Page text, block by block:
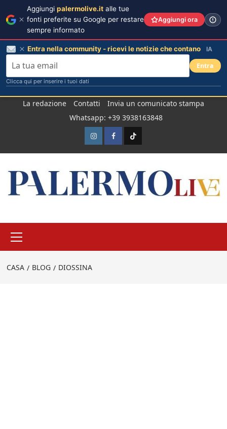
La redazione Contatti
Invia un comunicato stampa
Whatsapp: +39 3938163848
InstagramFacebook
TikTok
principale
CASA BLOG DIOSSINA
Aggiungi palermolive.it alle tue
fonti preferite su Google per restare
sempre informato
Aggiungi ora
Entra nella community - ricevi le notizie che contano IA
Entra
Clicca qui per inserire i tuoi dati